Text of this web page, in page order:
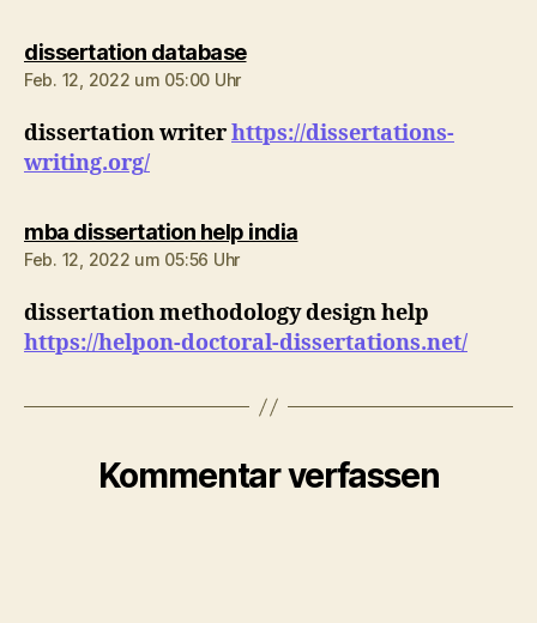
dissertation databasesagt:
Feb. 12, 2022 um 05:00 Uhr
dissertation writerhttps://dissertations-
writing.org/
mba dissertation help indiasagt:
Feb. 12, 2022 um 05:56 Uhr
dissertation methodology design help
https://helpon-doctoral-dissertations.net/
Kommentar verfassen